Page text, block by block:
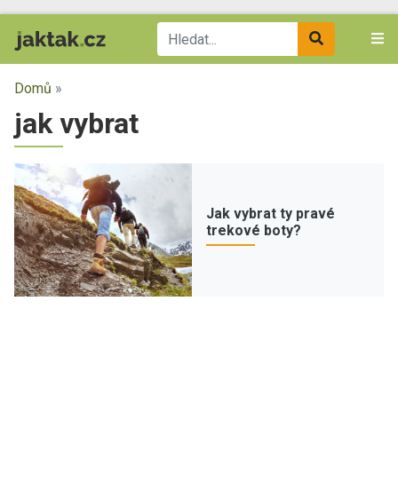
Domů »
jak vybrat
Jak vybrat ty pravé
trekové boty?